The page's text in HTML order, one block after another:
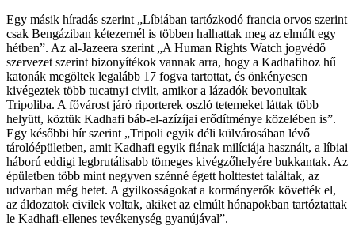
Egy másik híradás szerint „Líbiában tartózkodó francia orvos szerint
csak Bengáziban kétezernél is többen halhattak meg az elmúlt egy
hétben”. Az al-Jazeera szerint „A Human Rights Watch jogvédő
szervezet szerint bizonyítékok vannak arra, hogy a Kadhafihoz hű
katonák megöltek legalább 17 fogva tartottat, és önkényesen
kivégeztek több tucatnyi civilt, amikor a lázadók bevonultak
Tripoliba. A fővárost járó riporterek oszló tetemeket láttak több
helyütt, köztük Kadhafi báb-el-azízíjai erődítménye közelében is”.
Egy későbbi hír szerint „Tripoli egyik déli külvárosában lévő
tárolóépületben, amit Kadhafi egyik fiának milíciája használt, a líbiai
háború eddigi legbrutálisabb tömeges kivégzőhelyére bukkantak. Az
épületben több mint negyven szénné égett holttestet találtak, az
udvarban még hetet. A gyilkosságokat a kormányerők követték el,
az áldozatok civilek voltak, akiket az elmúlt hónapokban tartóztattak
le Kadhafi-ellenes tevékenység gyanújával”.